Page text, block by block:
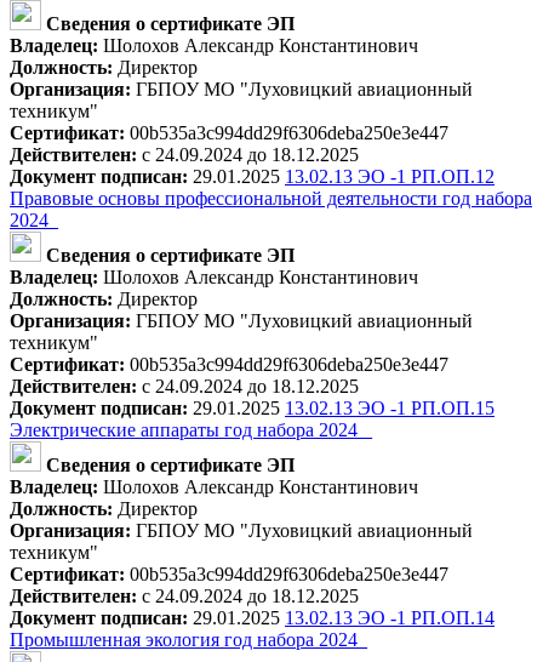
Сведения о сертификате ЭП
Владелец: Шолохов Александр Константинович
Должность: Директор
Организация: ГБПОУ МО "Луховицкий авиационный
техникум"
Сертификат: 00b535a3c994dd29f6306deba250e3e447
Действителен: с 24.09.2024 до 18.12.2025
Документ подписан: 29.01.2025 13.02.13 ЭО -1 РП.ОП.12
Правовые основы профессиональной деятельности год набора
2024_
Сведения о сертификате ЭП
Владелец: Шолохов Александр Константинович
Должность: Директор
Организация: ГБПОУ МО "Луховицкий авиационный
техникум"
Сертификат: 00b535a3c994dd29f6306deba250e3e447
Действителен: с 24.09.2024 до 18.12.2025
Документ подписан: 29.01.2025 13.02.13 ЭО -1 РП.ОП.15
Электрические аппараты год набора 2024 _
Сведения о сертификате ЭП
Владелец: Шолохов Александр Константинович
Должность: Директор
Организация: ГБПОУ МО "Луховицкий авиационный
техникум"
Сертификат: 00b535a3c994dd29f6306deba250e3e447
Действителен: с 24.09.2024 до 18.12.2025
Документ подписан: 29.01.2025 13.02.13 ЭО -1 РП.ОП.14
Промышленная экология год набора 2024_